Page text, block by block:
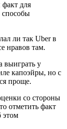
для
способы
ли так Uber в
нравов там.
выиграть у
капоэйры, но с
проще.
со стороны
отметить факт
этом